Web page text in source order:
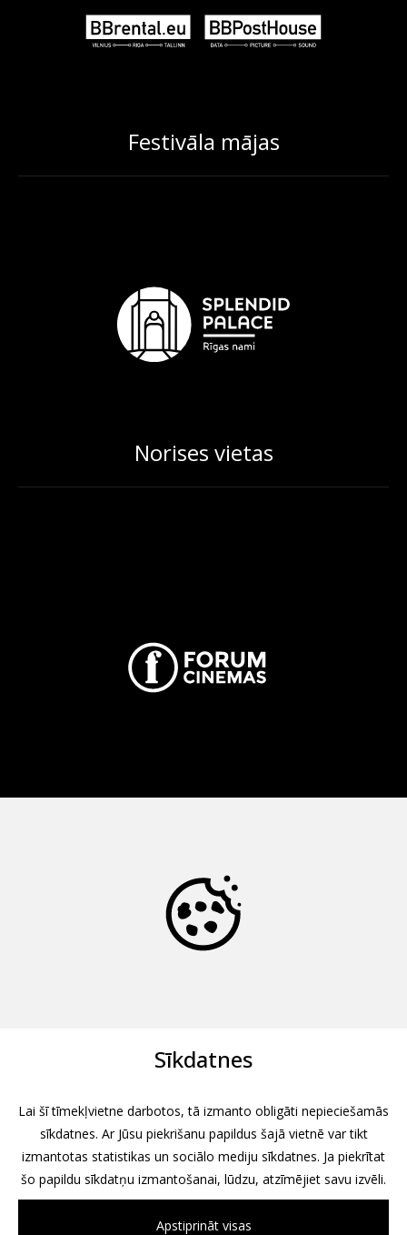
Festivāla mājas
Norises vietas
Sīkdatnes
Lai šī tīmekļvietne darbotos, tā izmanto obligāti nepieciešamās
sīkdatnes. Ar Jūsu piekrišanu papildus šajā vietnē var tikt
izmantotas statistikas un sociālo mediju sīkdatnes. Ja piekrītat
šo papildu sīkdatņu izmantošanai, lūdzu, atzīmējiet savu izvēli.
Apstiprināt visas